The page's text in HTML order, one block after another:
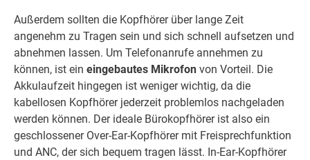
Außerdem sollten die Kopfhörer über lange Zeit
angenehm zu Tragen sein und sich schnell aufsetzen und
abnehmen lassen. Um Telefonanrufe annehmen zu
können, ist ein eingebautes Mikrofon von Vorteil. Die
Akkulaufzeit hingegen ist weniger wichtig, da die
kabellosen Kopfhörer jederzeit problemlos nachgeladen
werden können. Der ideale Bürokopfhörer ist also ein
geschlossener Over-Ear-Kopfhörer mit Freisprechfunktion
und ANC, der sich bequem tragen lässt. In-Ear-Kopfhörer